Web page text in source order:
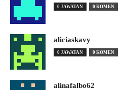
0 JAWATAN 0 KOMEN
aliciaskavy
0 JAWATAN 0 KOMEN
alinafalbo62